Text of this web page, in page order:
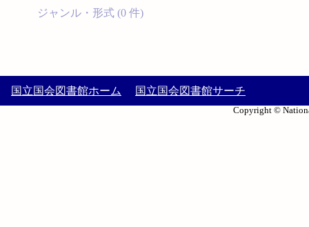
ジャンル・形式 (0 件)
国立国会図書館ホーム 国立国会図書館サーチ
Copyright ©